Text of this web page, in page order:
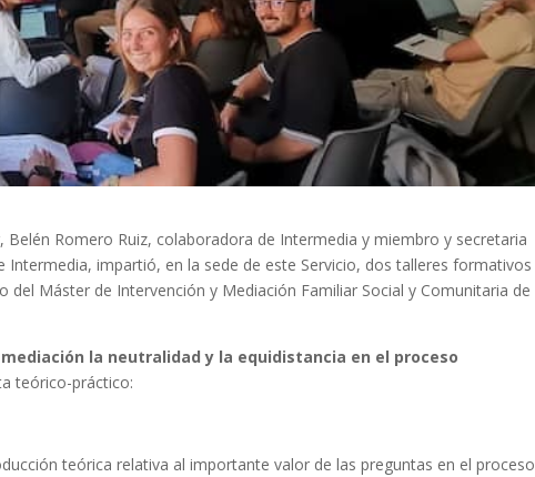
Romero Ruiz, colaboradora de Intermedia y miembro y secretaria
Intermedia, impartió, en la sede de este Servicio, dos talleres formativos
del Máster de Intervención y Mediación Familiar Social y Comunitaria de
la neutralidad y la equidistancia en el proceso
teórico-práctico:
teórica relativa al importante valor de las preguntas en el proceso